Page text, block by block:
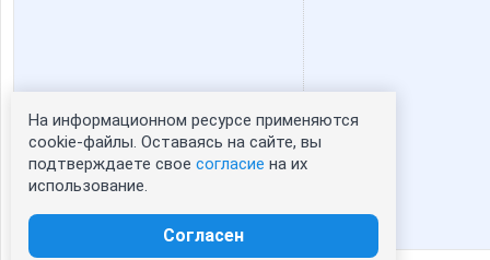
Статистика портрета:
сейчас просматривают портрет - 0
зарегистрированные пользователи
На информационном ресурсе применяются
cookie-файлы. Оставаясь на сайте, вы
подтверждаете свое согласие на их
использование.
Согласен